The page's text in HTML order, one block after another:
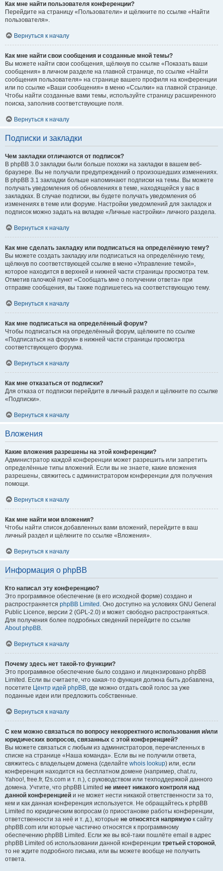
Как мне найти пользователя конференции?
Перейдите на страницу «Пользователи» и щёлкните по ссылке «Найти
пользователя».
Вернуться к началу
Как мне найти свои сообщения и созданные мной темы?
Вы можете найти свои сообщения, щёлкнув по ссылке «Показать ваши
сообщения» в личном разделе на главной странице, по ссылке «Найти
сообщения пользователя» на странице вашего профиля на конференции
или по ссылке «Ваши сообщения» в меню «Ссылки» на главной странице.
Чтобы найти созданные вами темы, используйте страницу расширенного
поиска, заполнив соответствующие поля.
Вернуться к началу
Подписки и закладки
Чем закладки отличаются от подписок?
В phpBB 3.0 закладки были больше похожи на закладки в вашем веб-
браузере. Вы не получали предупреждений о произошедших изменениях.
В phpBB 3.1 закладки больше напоминают подписки на темы. Вы можете
получать уведомления об обновлениях в теме, находящейся у вас в
закладках. В случае подписки, вы будете получать уведомления об
изменениях в теме или форуме. Настройки уведомлений для закладок и
подписок можно задать на вкладке «Личные настройки» личного раздела.
Вернуться к началу
Как мне сделать закладку или подписаться на определённую тему?
Вы можете создать закладку или подписаться на определённую тему,
щёлкнув по соответствующей ссылке в меню «Управление темой»,
которое находится в верхней и нижней части страницы просмотра тем.
Отметив галочкой пункт «Сообщать мне о получении ответа» при
отправке сообщения, вы также подпишетесь на соответствующую тему.
Вернуться к началу
Как мне подписаться на определённый форум?
Чтобы подписаться на определённый форум, щёлкните по ссылке
«Подписаться на форум» в нижней части страницы просмотра
соответствующего форума.
Вернуться к началу
Как мне отказаться от подписки?
Для отказа от подписки перейдите в личный раздел и щёлкните по ссылке
«Подписки».
Вернуться к началу
Вложения
Какие вложения разрешены на этой конференции?
Администратор каждой конференции может разрешить или запретить
определённые типы вложений. Если вы не знаете, какие вложения
разрешены, свяжитесь с администратором конференции для получения
помощи.
Вернуться к началу
Как мне найти мои вложения?
Чтобы найти список добавленных вами вложений, перейдите в ваш
личный раздел и щёлкните по ссылке «Вложения».
Вернуться к началу
Информация о phpBB
Кто написал эту конференцию?
Это программное обеспечение (в его исходной форме) создано и
распространяется phpBB Limited . Оно доступно на условиях GNU General
Public Licence, версии 2 (GPL-2.0) и может свободно распространяться.
Для получения более подробных сведений перейдите по ссылке
About phpBB.
Вернуться к началу
Почему здесь нет такой-то функции?
Это программное обеспечение было создано и лицензировано phpBB
Limited. Если вы считаете, что какая-то функция должна быть добавлена,
посетите Центр идей phpBB, где можно отдать свой голос за уже
поданные идеи или предложить собственные.
Вернуться к началу
С кем можно связаться по вопросу некорректного использования и/или
юридических вопросов, связанных с этой конференцией?
Вы можете связаться с любым из администраторов, перечисленных в
списке на странице «Наша команда». Если вы не получили ответа,
свяжитесь с владельцем домена (сделайте whois lookup) или, если
конференция находится на бесплатном домене (например, chat.ru,
Yahoo!, free.fr, f2s.com и т. п.), с руководством или техподдержкой данного
домена. Учтите, что phpBB Limited не имеет никакого контроля над
данной конференцией и не может нести никакой ответственности за то,
кем и как данная конференция используется. Не обращайтесь к phpBB
Limited по юридическим вопросам (о приостановке работы конференции,
ответственности за неё и т. д.), которые не относятся напрямую к сайту
phpBB.com или которые частично относятся к программному
обеспечению phpBB Limited. Если же вы всё-таки пошлёте email в адрес
phpBB Limited об использовании данной конференции третьей стороной,
то не ждите подробного письма, или вы можете вообще не получить
ответа.